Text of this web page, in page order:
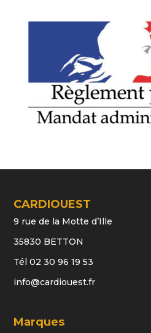
CARDIOUEST
9 rue de la Motte d’Ille
35830 BETTON
Tél 02 30 96 19 53
info@cardiouest.fr
Marques